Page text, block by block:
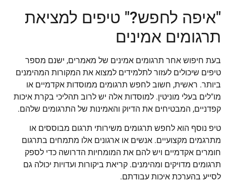
"איפה לחפש?" טיפים למציאת
תרגומים אמינים
בעת חיפוש אחר תרגומים אמינים של מאמרים, ישנם מספר
טיפים שיכולים לעזור לתלמידים למצוא את המקורות המהימנים
ביותר. ראשית, חשוב לחפש תרגומים ממוסדות אקדמיים או
מו"לים בעלי מוניטין. למוסדות אלה יש לרוב תהליכי בקרת איכות
קפדניים, המבטיחים את הדיוק והאמינות של התרגומים שלהם.
טיפ נוסף הוא לחפש תרגומים משירותי תרגום מבוססים או
מתרגמים מקצועיים. אנשים או ארגונים אלו מתמחים בתרגום
חומרים אקדמיים ויש להם את המומחיות הדרושה כדי לספק
תרגומים מדויקים ומהימנים. קריאת ביקורות ועדויות יכולה גם
לסייע בהערכת איכות עבודתם.